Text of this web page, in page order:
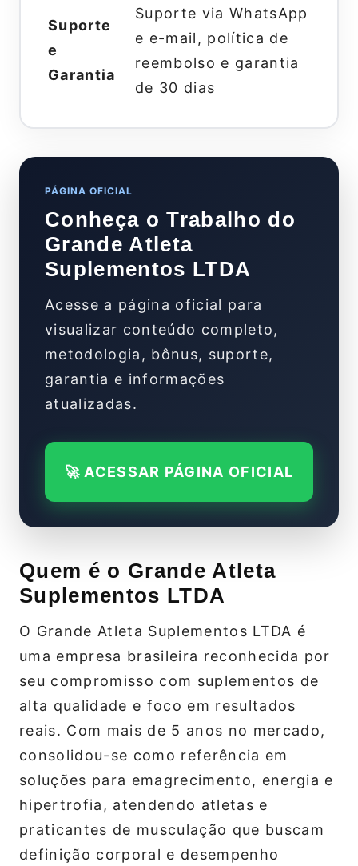
Suporte
e
Garantia
Suporte via WhatsApp
e e-mail, política de
reembolso e garantia
de 30 dias
PÁGINA OFICIAL
Conheça o Trabalho do
Grande Atleta
Suplementos LTDA
Acesse a página oficial para
visualizar conteúdo completo,
metodologia, bônus, suporte,
garantia e informações
atualizadas.
🚀 ACESSAR PÁGINA OFICIAL
Quem é o Grande Atleta
Suplementos LTDA
O Grande Atleta Suplementos LTDA é
uma empresa brasileira reconhecida por
seu compromisso com suplementos de
alta qualidade e foco em resultados
reais. Com mais de 5 anos no mercado,
consolidou-se como referência em
soluções para emagrecimento, energia e
hipertrofia, atendendo atletas e
praticantes de musculação que buscam
definição corporal e desempenho